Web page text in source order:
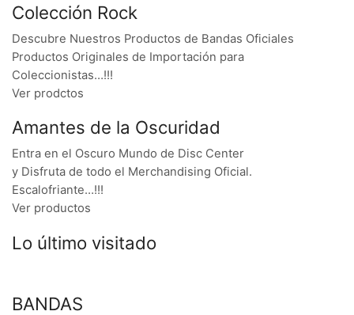
Colección Rock
Descubre Nuestros Productos de Bandas Oficiales
Productos Originales de Importación para
Coleccionistas…!!!
Ver prodctos
Amantes de la Oscuridad
Entra en el Oscuro Mundo de Disc Center
y Disfruta de todo el Merchandising Oficial.
Escalofriante…!!!
Ver productos
Lo último visitado
BANDAS